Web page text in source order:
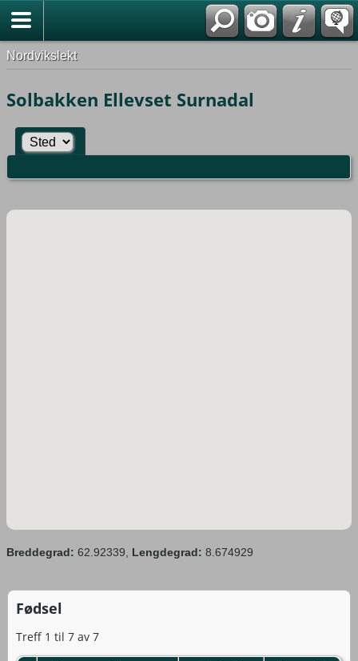
Nordvikslekt
Solbakken Ellevset Surnadal
Breddegrad: 62.92339, Lengdegrad: 8.674929
Fødsel
Treff 1 til 7 av 7